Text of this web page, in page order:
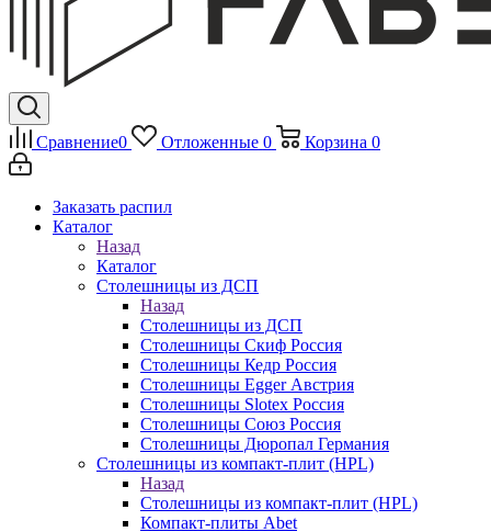
Сравнение0 Отложенные 0 Корзина 0
Заказать распил
Каталог
Назад
Каталог
Столешницы из ДСП
Назад
Столешницы из ДСП
Столешницы Скиф Россия
Столешницы Кедр Россия
Столешницы Egger Австрия
Столешницы Slotex Россия
Столешницы Союз Россия
Столешницы Дюропал Германия
Столешницы из компакт-плит (HPL)
Назад
Столешницы из компакт-плит (HPL)
Компакт-плиты Abet